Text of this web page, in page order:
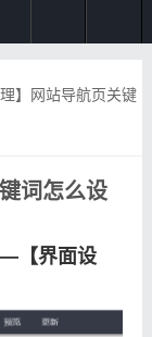
】网站导航页关键
词怎么设
【界面设